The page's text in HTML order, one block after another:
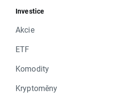
Investice
Akcie
ETF
Komodity
Kryptoměny